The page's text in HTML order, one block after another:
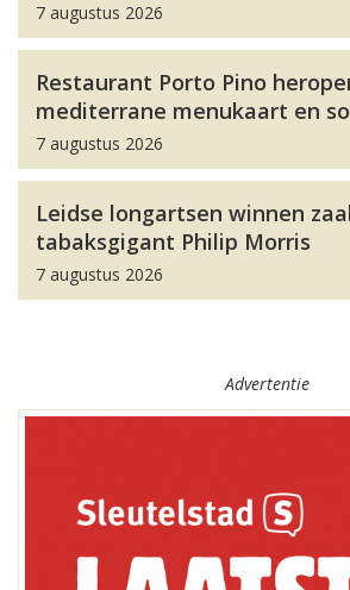
7 augustus 2026
Restaurant Porto Pino
mediterrane menukaart en
7 augustus 2026
Leidse longartsen winnen
tabaksgigant Philip Morris
7 augustus 2026
Advertentie